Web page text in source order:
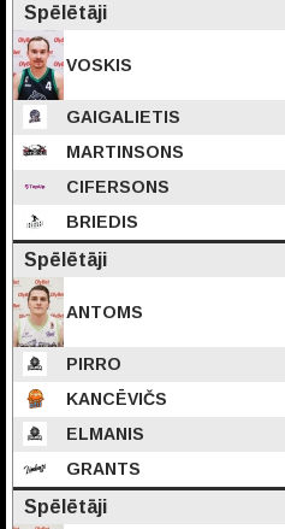
Spēlētāji
VOSKIS
GAIGALIETIS
MARTINSONS
CIFERSONS
BRIEDIS
Spēlētāji
ANTOMS
PIRRO
KANCĒVIČS
ELMANIS
GRANTS
Spēlētāji